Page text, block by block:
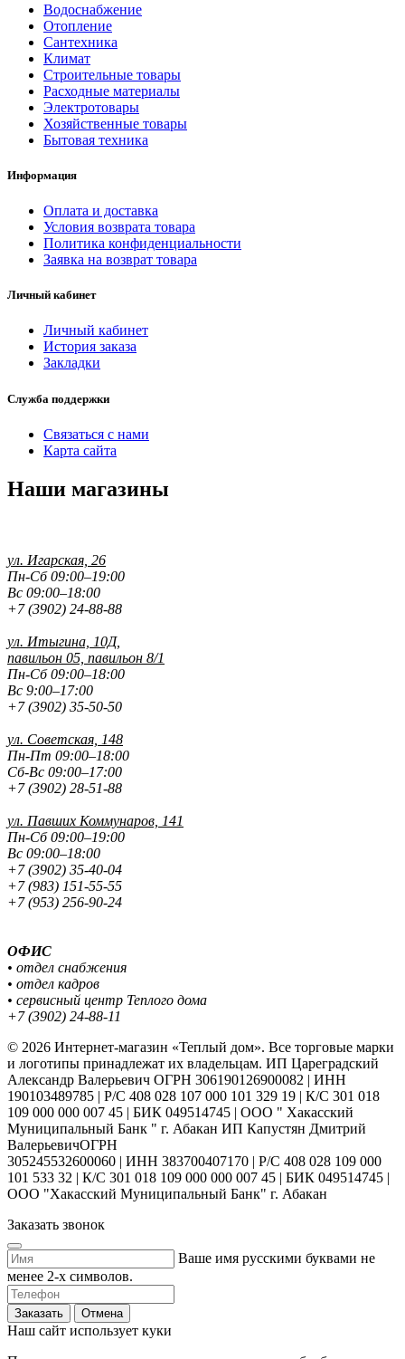
Водоснабжение
Отопление
Сантехника
Климат
Строительные товары
Расходные материалы
Электротовары
Хозяйственные товары
Бытовая техника
Информация
Оплата и доставка
Условия возврата товара
Политика конфиденциальности
Заявка на возврат товара
Личный кабинет
Личный кабинет
История заказа
Закладки
Служба поддержки
Связаться с нами
Карта сайта
Наши магазины
ул. Игарская, 26
Пн-Сб 09:00–19:00
Вс 09:00–18:00
+7 (3902) 24-88-88
ул. Итыгина, 10Д,
павильон 05, павильон 8/1
Пн-Сб 09:00–18:00
Вс 9:00–17:00
+7 (3902) 35-50-50
ул. Советская, 148
Пн-Пт 09:00–18:00
Сб-Вс 09:00–17:00
+7 (3902) 28-51-88
ул. Павших Коммунаров, 141
Пн-Сб 09:00–19:00
Вс 09:00–18:00
+7 (3902) 35-40-04
+7 (983) 151-55-55
+7 (953) 256-90-24
ОФИС
• отдел снабжения
• отдел кадров
• сервисный центр Теплого дома
+7 (3902) 24-88-11
© 2026 Интернет-магазин «Теплый дом». Все торговые марки
и логотипы принадлежат их владельцам. ИП Цареградский
Александр Валерьевич ОГРН 306190126900082 | ИНН
190103489785 | Р/С 408 028 107 000 101 329 19 | К/С 301 018
109 000 000 007 45 | БИК 049514745 | ООО " Хакасский
Муниципальный Банк " г. Абакан ИП Капустян Дмитрий
ВалерьевичОГРН
305245532600060 | ИНН 383700407170 | Р/С 408 028 109 000
101 533 32 | К/С 301 018 109 000 000 007 45 | БИК 049514745 |
ООО "Хакасский Муниципальный Банк" г. Абакан
Заказать звонок
Ваше имя русскими буквами не
менее 2-х символов.
Заказать Отмена
Наш сайт использует куки